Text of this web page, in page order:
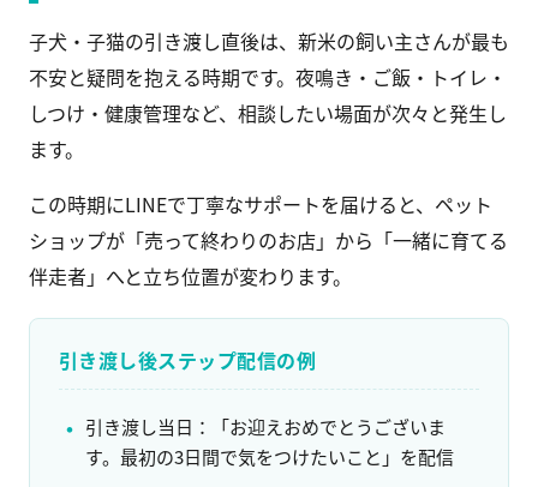
子犬・子猫の引き渡し直後は、新米の飼い主さんが最も
不安と疑問を抱える時期です。夜鳴き・ご飯・トイレ・
しつけ・健康管理など、相談したい場面が次々と発生し
ます。
この時期にLINEで丁寧なサポートを届けると、ペット
ショップが「売って終わりのお店」から「一緒に育てる
伴走者」へと立ち位置が変わります。
引き渡し後ステップ配信の例
引き渡し当日：「お迎えおめでとうございま
す。最初の3日間で気をつけたいこと」を配信